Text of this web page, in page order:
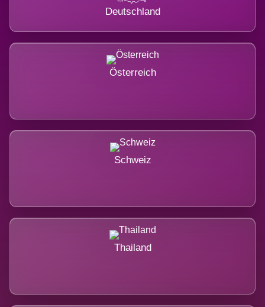
Deutschland
Österreich
Schweiz
Thailand